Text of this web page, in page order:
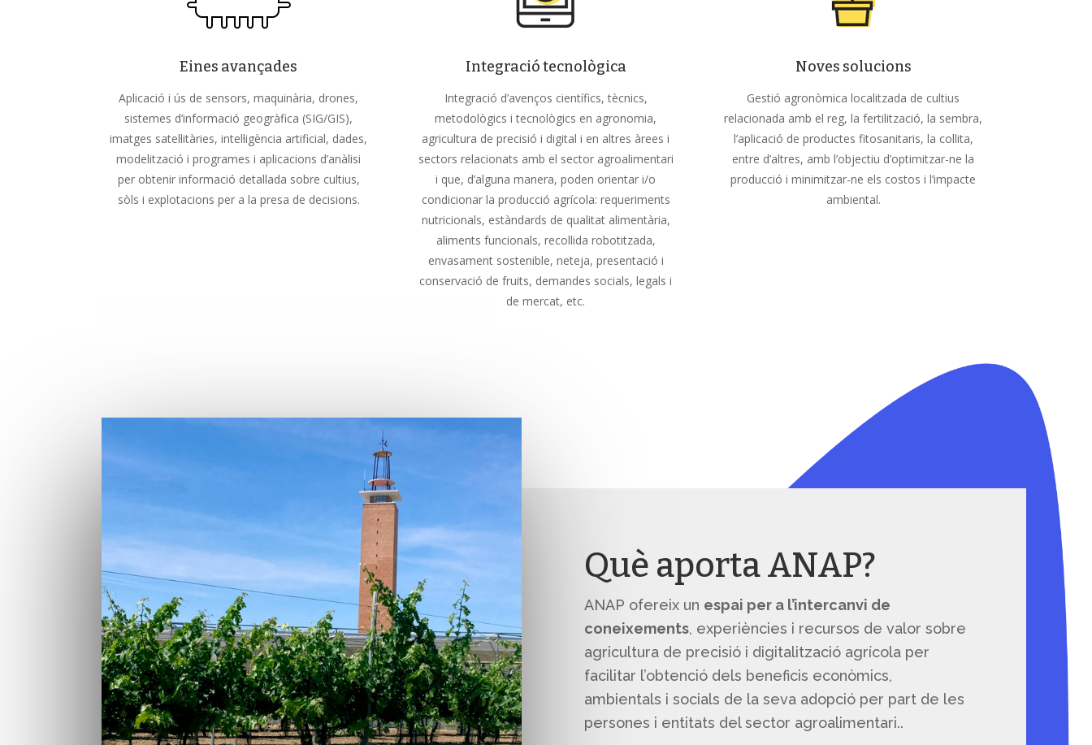
Eines avançades
Aplicació i ús de sensors, maquinària, drones,
sistemes d’informació geogràfica (SIG/GIS),
imatges satel·litàries, intel·ligència artificial, dades,
modelització i programes i aplicacions d’anàlisi
per obtenir informació detallada sobre cultius,
sòls i explotacions per a la presa de decisions.
Integració tecnològica
Integració d’avenços científics, tècnics,
metodològics i tecnològics en agronomia,
agricultura de precisió i digital i en altres àrees i
sectors relacionats amb el sector agroalimentari
i que, d’alguna manera, poden orientar i/o
condicionar la producció agrícola: requeriments
nutricionals, estàndards de qualitat alimentària,
aliments funcionals, recollida robotitzada,
envasament sostenible, neteja, presentació i
conservació de fruits, demandes socials, legals i
de mercat, etc.
Noves solucions
Gestió agronòmica localitzada de cultius
relacionada amb el reg, la fertilització, la sembra,
l’aplicació de productes fitosanitaris, la collita,
entre d’altres, amb l’objectiu d’optimitzar-ne la
producció i minimitzar-ne els costos i l’impacte
ambiental.
Què aporta ANAP?
ANAP ofereix un espai per a l’intercanvi de
coneixements, experiències i recursos de valor sobre
agricultura de precisió i digitalització agrícola per
facilitar l’obtenció dels beneficis econòmics,
ambientals i socials de la seva adopció per part de les
persones i entitats del sector agroalimentari..